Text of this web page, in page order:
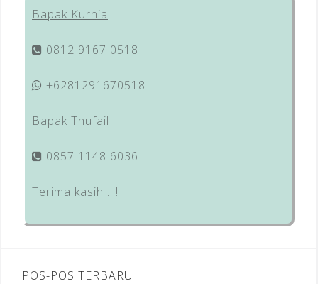
Bapak Kurnia
0812 9167 0518
+6281291670518
Bapak Thufail
0857 1148 6036
Terima kasih …!
POS-POS TERBARU